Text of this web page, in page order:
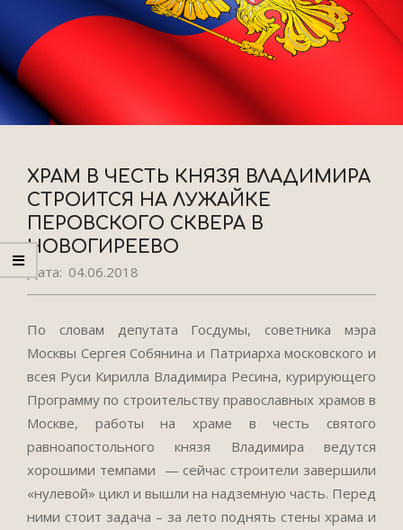
ХРАМ В ЧЕСТЬ КНЯЗЯ ВЛАДИМИРА
СТРОИТСЯ НА ЛУЖАЙКЕ
ПЕРОВСКОГО СКВЕРА В
НОВОГИРЕЕВО
Дата: 04.06.2018
По словам депутата Госдумы, советника мэра
Москвы Сергея Собянина и Патриарха московского и
всея Руси Кирилла Владимира Ресина, курирующего
Программу по строительству православных храмов в
Москве, работы на храме в честь святого
равноапостольного князя Владимира ведутся
хорошими темпами — сейчас строители завершили
«нулевой» цикл и вышли на надземную часть. Перед
ними стоит задача – за лето поднять стены храма и